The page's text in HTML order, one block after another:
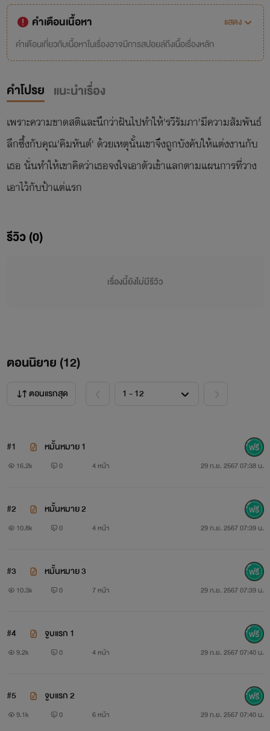
คำเตือนเนื้อหา
แสดง
คำเตือนเกี่ยวกับเนื้อหาในเรื่องอาจมีการสปอยล์ถึงเนื้อเรื่องหลัก
คำโปรย แนะนำเรื่อง
เพราะความขาดสติและนึกว่าฝันไปทำให้'รวีรัมภา'มีความสัมพันธ์
ลึกซึ้งกับคุณ'คิมหันต์' ด้วยเหตุนั้นเขาจึงถูกบังคับให้แต่งงานกับ
เธอ นั่นทำให้เขาคิดว่าเธอจงใจเอาตัวเข้าแลกตามแผนการที่วาง
เอาไว้กับป้าแต่แรก
รีวิว (0)
เรื่องนี้ยังไม่มีรีวิว
ตอนนิยาย (12)
ตอนแรกสุด
#1 หมั้นหมาย 1
16.2k 0 4 หน้า 29 ก.ย. 2567 07:38 น.
#2 หมั้นหมาย 2
10.8k 0 4 หน้า 29 ก.ย. 2567 07:39 น.
#3 หมั้นหมาย 3
10.3k 0 7 หน้า 29 ก.ย. 2567 07:39 น.
#4 จูบแรก 1
9.2k 0 4 หน้า 29 ก.ย. 2567 07:40 น.
#5 จูบแรก 2
9.1k 0 6 หน้า 29 ก.ย. 2567 07:40 น.